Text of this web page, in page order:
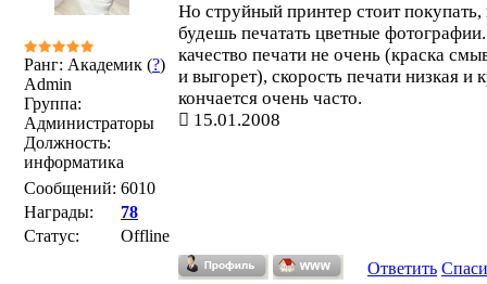
Ранг: Академик (?)
Admin
Группа:
Администраторы
Должность:
информатика
Сообщений: 6010
Награды:
78
Статус:
Offline
Но струйный принтер стоит покупать,
будешь печатать цветные
качество печати не очень (краска
и выгорет), скорость печати низкая и
кончается очень часто.
15.01.2008
Ответить